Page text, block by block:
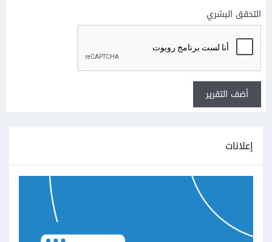
التحقق البشري
أضف التقرير
إعلانات